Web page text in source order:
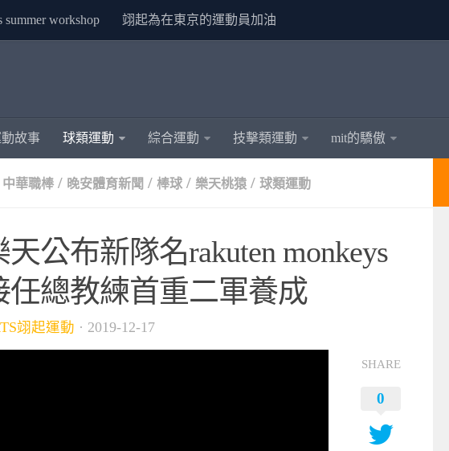
summer workshop 翊起為在東京的運動員加油
故事 球類運動 綜合運動 技擊類運動 mit的驕傲
中華職棒 / 晚安體育新聞 / 棒球 / 樂天桃猿 / 球類運動
公布新隊名rakuten monkeys
任總教練首重二軍養成
翊起運動 · 2019-12-17
SHARE
0